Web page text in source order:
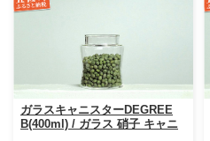
ガラスキャニスターDEGREE
B(400ml) / ガラス 硝子 キャニ